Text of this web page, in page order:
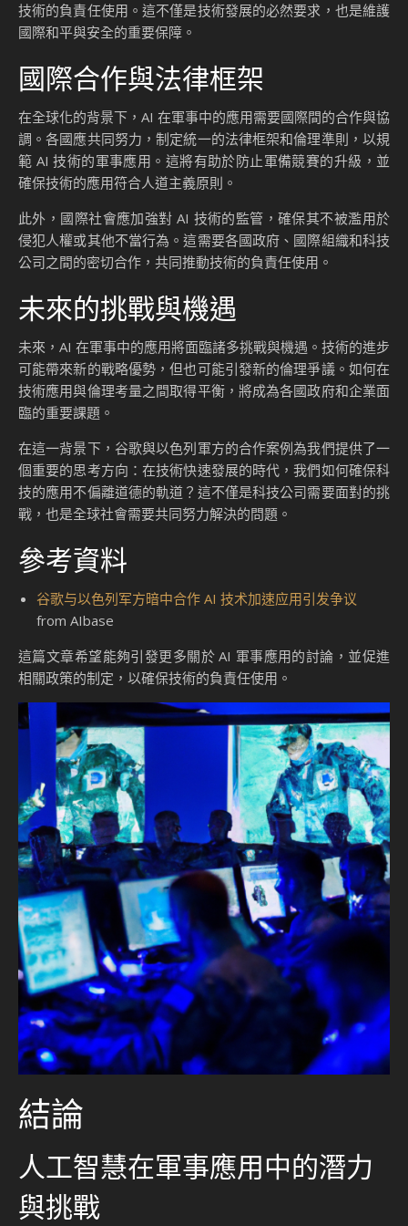
技術的負責任使用。這不僅是技術發展的必然要求，也是維護
國際和平與安全的重要保障。
國際合作與法律框架
在全球化的背景下，AI 在軍事中的應用需要國際間的合作與協
調。各國應共同努力，制定統一的法律框架和倫理準則，以規
範 AI 技術的軍事應用。這將有助於防止軍備競賽的升級，並
確保技術的應用符合人道主義原則。
此外，國際社會應加強對 AI 技術的監管，確保其不被濫用於
侵犯人權或其他不當行為。這需要各國政府、國際組織和科技
公司之間的密切合作，共同推動技術的負責任使用。
未來的挑戰與機遇
未來，AI 在軍事中的應用將面臨諸多挑戰與機遇。技術的進步
可能帶來新的戰略優勢，但也可能引發新的倫理爭議。如何在
技術應用與倫理考量之間取得平衡，將成為各國政府和企業面
臨的重要課題。
在這一背景下，谷歌與以色列軍方的合作案例為我們提供了一
個重要的思考方向：在技術快速發展的時代，我們如何確保科
技的應用不偏離道德的軌道？這不僅是科技公司需要面對的挑
戰，也是全球社會需要共同努力解決的問題。
參考資料
谷歌与以色列军方暗中合作 AI 技术加速应用引发争议
from AIbase
這篇文章希望能夠引發更多關於 AI 軍事應用的討論，並促進
相關政策的制定，以確保技術的負責任使用。
結論
人工智慧在軍事應用中的潛力
與挑戰